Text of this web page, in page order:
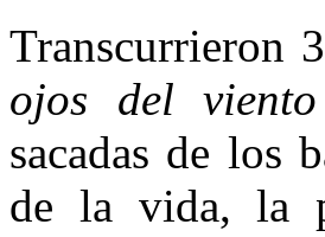
Transcurrieron
ojos del viento
sacadas de los
de la vida, la